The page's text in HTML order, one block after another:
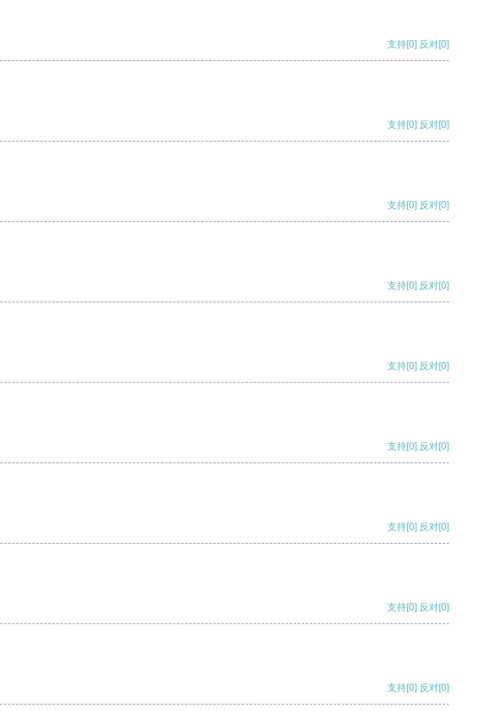
支持[0] 反对[0]
支持[0] 反对[0]
支持[0] 反对[0]
支持[0] 反对[0]
支持[0] 反对[0]
支持[0] 反对[0]
支持[0] 反对[0]
支持[0] 反对[0]
支持[0] 反对[0]